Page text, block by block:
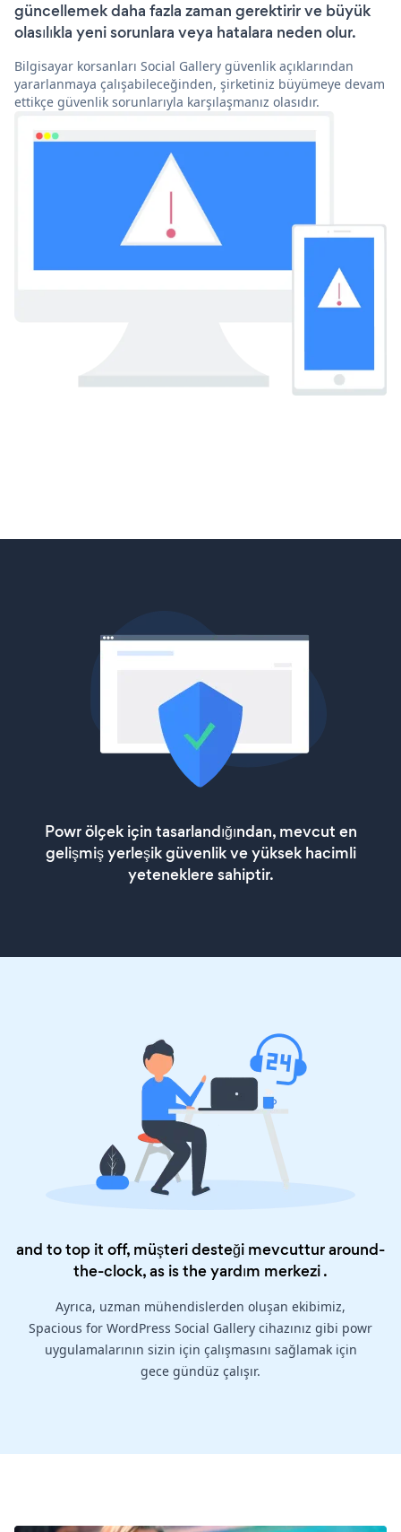
güncellemek daha fazla zaman gerektirir ve büyük
olasılıkla yeni sorunlara veya hatalara neden olur.
Bilgisayar korsanları Social Gallery güvenlik açıklarından
yararlanmaya çalışabileceğinden, şirketiniz büyümeye devam
ettikçe güvenlik sorunlarıyla karşılaşmanız olasıdır.
Powr ölçek için tasarlandığından, mevcut en
gelişmiş yerleşik güvenlik ve yüksek hacimli
yeteneklere sahiptir.
and to top it off, müşteri desteği mevcuttur around-
the-clock, as is theyardım merkezi.
Ayrıca, uzman mühendislerden oluşan ekibimiz,
Spacious for WordPress Social Gallery cihazınız gibi powr
uygulamalarının sizin için çalışmasını sağlamak için
gece gündüz çalışır.